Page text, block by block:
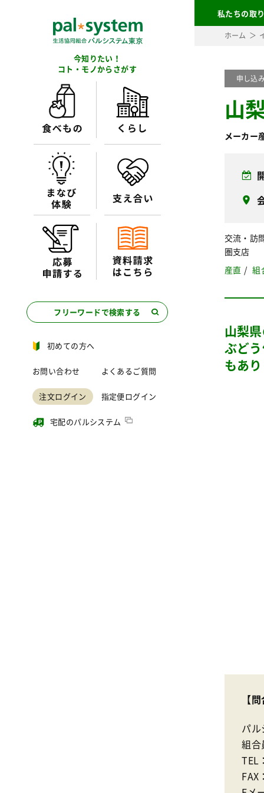
私たちの取
今知りたい！
コト・モノからさがす
フリーワードで検索する
初めての方へ
お問い合わせ よくあるご質問
注文ログイン 指定便ログイン
宅配のパルシステム
ホーム
申し込
山
メーカー
交流・訪
圏支店
産直
組
山梨
ぶど
もあ
【
パ
組合
TEL
FAX